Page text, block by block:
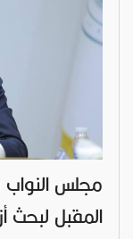
مجلس النواب
المقبل لبحث